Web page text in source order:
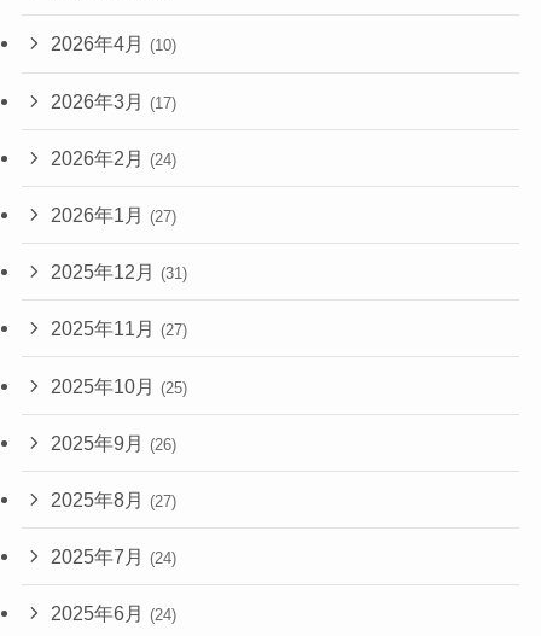
2026年4月 (10)
2026年3月 (17)
2026年2月 (24)
2026年1月 (27)
2025年12月 (31)
2025年11月 (27)
2025年10月 (25)
2025年9月 (26)
2025年8月 (27)
2025年7月 (24)
2025年6月 (24)